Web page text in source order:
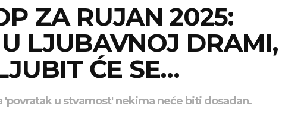
ZA RUJAN 2025:
LJUBAVNOJ DRAMI,
ĆE SE…
'povratak u stvarnost' nekima neće biti dosadan.